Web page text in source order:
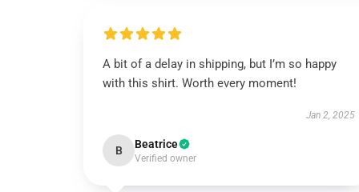
A bit of a delay in shipping, but I’m so happy
with this shirt. Worth every moment!
Jan 2, 2025
B Beatrice
Verified owner